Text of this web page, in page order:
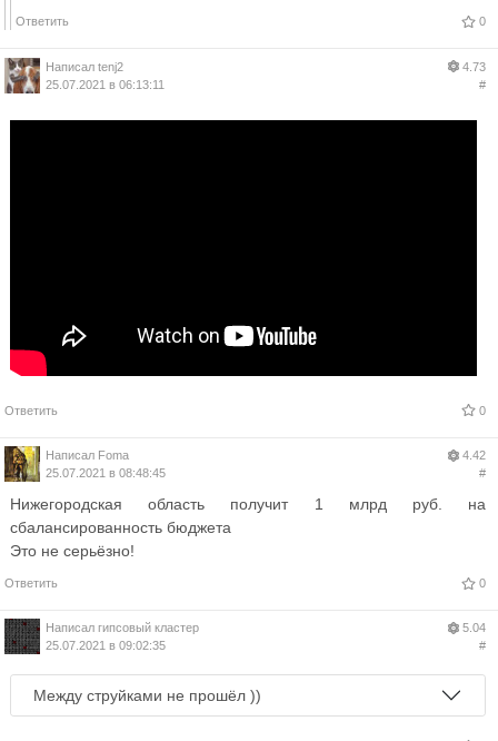
Ответить 0
Написал tenj2
25.07.2021 в 06:13:11
4.73
#
Ответить 0
Написал Foma
25.07.2021 в 08:48:45
4.42
#
Нижегородская область получит 1 млрд руб. на
сбалансированность бюджета
Это не серьёзно!
Ответить 0
Написал гипсовый кластер
25.07.2021 в 09:02:35
5.04
#
Между струйками не прошёл ))